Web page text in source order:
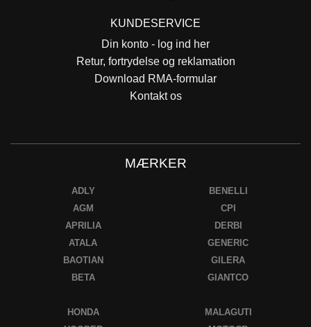
KUNDESERVICE
Din konto - log ind her
Retur, fortrydelse og reklamation
Download RMA-formular
Kontakt os
MÆRKER
ADLY
AGM
APRILIA
ATALA
BAOTIAN
BETA
BENELLI
CPI
DERBI
GENERIC
GILERA
GIANTCO
HONDA
MALAGUTI